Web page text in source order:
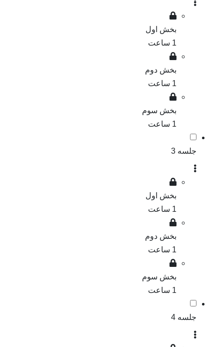
بخش اول
1 ساعت
بخش دوم
1 ساعت
بخش سوم
1 ساعت
جلسه 3
بخش اول
1 ساعت
بخش دوم
1 ساعت
بخش سوم
1 ساعت
جلسه 4